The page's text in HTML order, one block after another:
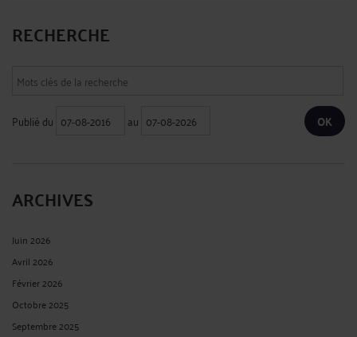
RECHERCHE
Publié du au
ARCHIVES
Juin 2026
Avril 2026
Février 2026
Octobre 2025
Septembre 2025